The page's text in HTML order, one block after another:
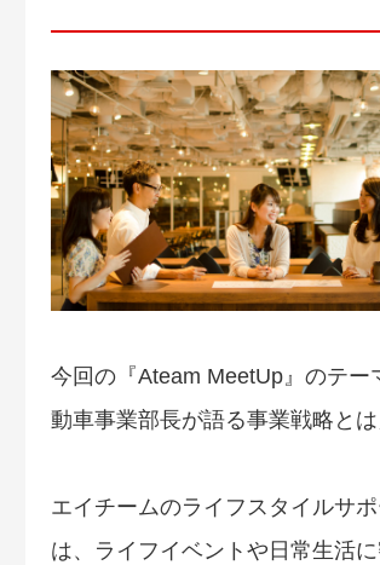
今回の『Ateam MeetUp』のテー
動車事業部長が語る事業戦略とは
エイチームのライフスタイルサ
は、ライフイベントや日常生活